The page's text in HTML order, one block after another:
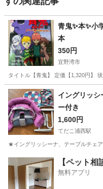
青鬼✨本✨小
本
350円
宜野湾市
タイトル【青鬼】 定価【1,320円】
沖縄 宜野湾市 子供用品
イングリッ
ー付き
1,600円
てだこ浦西駅
★イングリッシーナ、テーブルチェ
沖縄市 てだこ浦西駅
【ペット
無料アプリ